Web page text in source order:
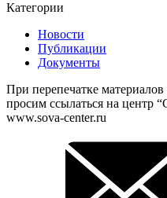
Категории
Новости
Публикации
Документы
При перепечатке
просим ссылаться на центр
www.sova-center.ru